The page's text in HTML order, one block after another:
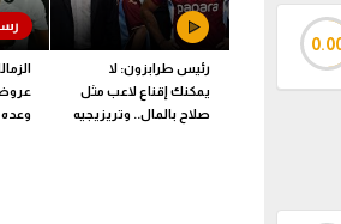
رئيس طرابزون: لا
يمكنك إقناع لاعب مثل
صلاح بالمال.. وتريزيجيه
عروض
وعده